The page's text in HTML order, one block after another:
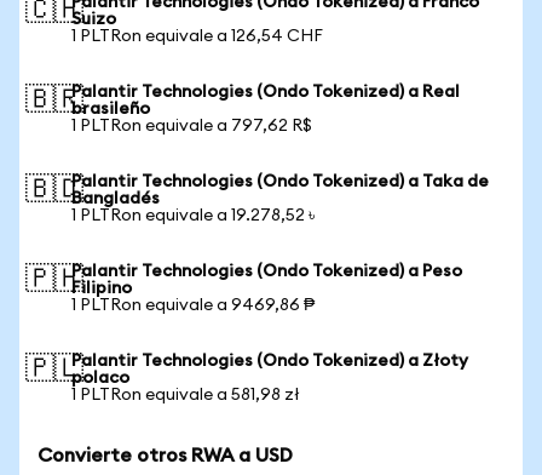
🇨🇭Suizo
1 PLTRon equivale a 126,54 CHF
🇧🇷Palantir Technologies (Ondo Tokenized) a Real
brasileño
1 PLTRon equivale a 797,62 R$
🇧🇩Palantir Technologies (Ondo Tokenized) a Taka de
Bangladés
1 PLTRon equivale a 19.278,52 ৳
🇵🇭Palantir Technologies (Ondo Tokenized) a Peso
Filipino
1 PLTRon equivale a 9469,86 ₱
🇵🇱Palantir Technologies (Ondo Tokenized) a Złoty
polaco
1 PLTRon equivale a 581,98 zł
Convierte otros RWA a USD